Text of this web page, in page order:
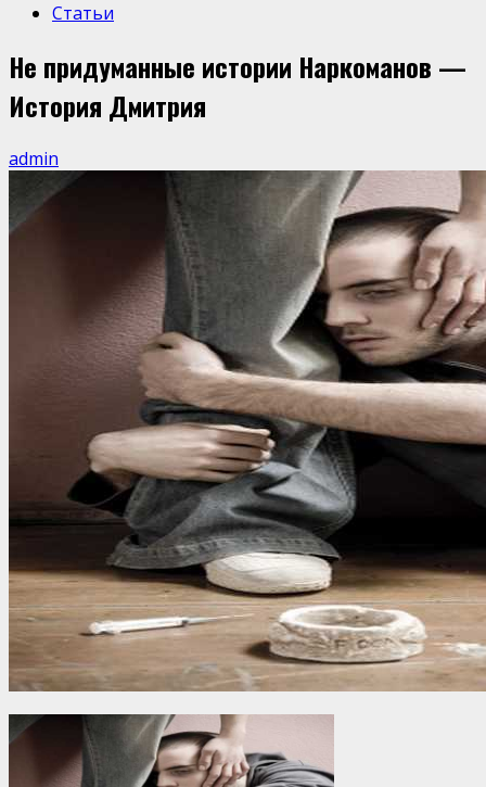
Статьи
Не придуманные истории Наркоманов —
История Дмитрия
admin